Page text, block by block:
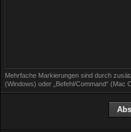
Mehrfache Markierungen sind durch
(Windows) oder „Befehl/Command“ (Mac